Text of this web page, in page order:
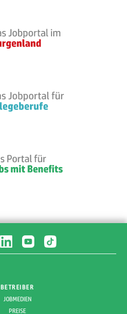
BETREIBER
JOBMEDIEN
PREISE